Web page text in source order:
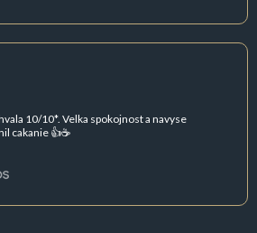
10/10*. Velka spokojnost a navyse
cakanie 👍☕